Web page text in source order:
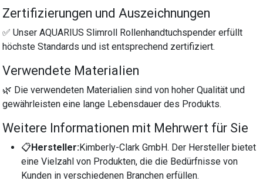
Zertifizierungen und Auszeichnungen
✅ Unser AQUARIUS Slimroll Rollenhandtuchspender erfüllt
höchste Standards und ist entsprechend zertifiziert.
Verwendete Materialien
🌿 Die verwendeten Materialien sind von hoher Qualität und
gewährleisten eine lange Lebensdauer des Produkts.
Weitere Informationen mit Mehrwert für Sie
📋Hersteller:Kimberly-Clark GmbH. Der Hersteller bietet
eine Vielzahl von Produkten, die die Bedürfnisse von
Kunden in verschiedenen Branchen erfüllen.